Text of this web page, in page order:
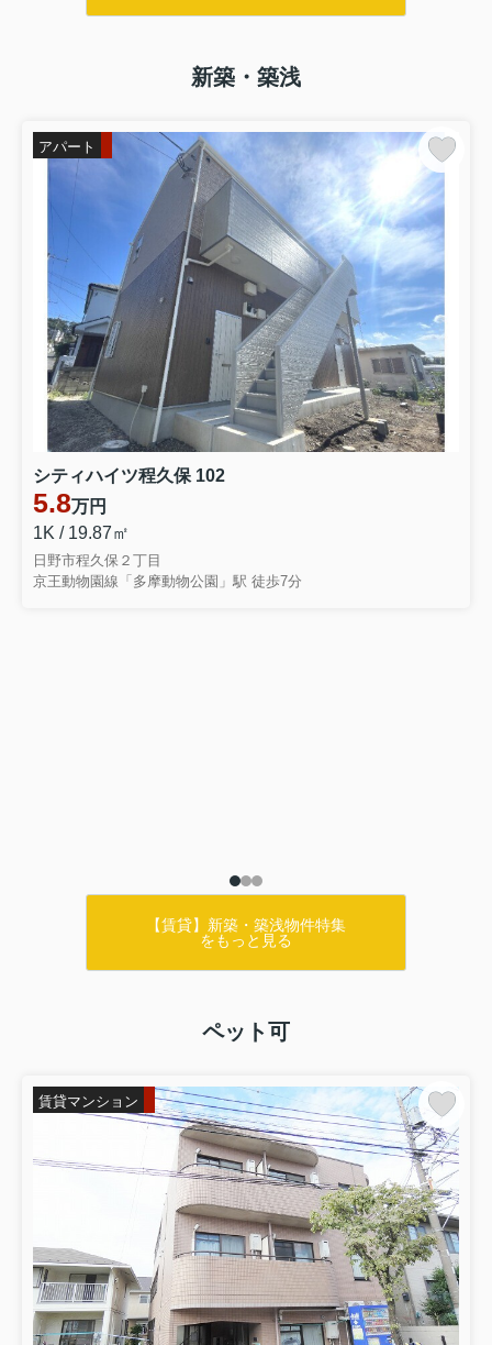
新築・築浅
アパート
シティハイツ程久保 102
5.8万円
1K / 19.87㎡
日野市程久保２丁目
京王動物園線「多摩動物公園」駅 徒歩7分
【賃貸】新築・築浅物件特集
をもっと見る
ペット可
賃貸マンション